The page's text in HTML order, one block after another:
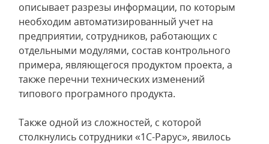
описывает разрезы информации, по которым
необходим автоматизированный учет на
предприятии, сотрудников, работающих с
отдельными модулями, состав контрольного
примера, являющегося продуктом проекта, а
также перечни технических изменений
типового програмного продукта.
Также одной из сложностей, с которой
столкнулись сотрудники «1С-Рарус», явилось